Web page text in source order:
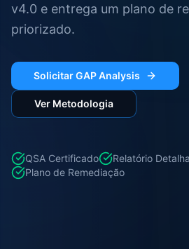
v4.0 e entrega um plano de
priorizado.
Solicitar GAP Analysis
Ver Metodologia
QSA Certificado
Relatório
Plano de Remediação